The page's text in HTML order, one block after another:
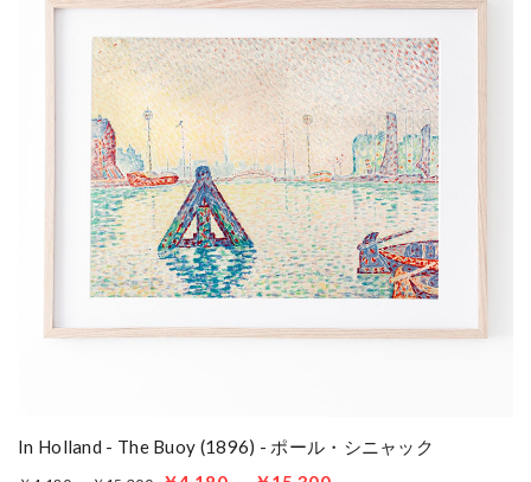
In Holland - The Buoy (1896) - ポール・シニャック